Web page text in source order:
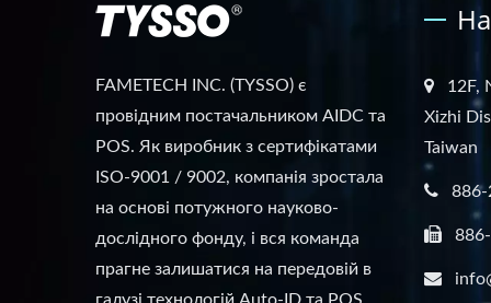
FAMETECH INC. (TYSSO) є
провідним постачальником AIDC та
POS. Як виробник з сертифікатами
ISO-9001 / 9002, компанія зростала
на основі потужного науково-
дослідного фонду, і вся команда
прагне залишатися на передовій в
12F,
Xizhi
Taiwan
886-